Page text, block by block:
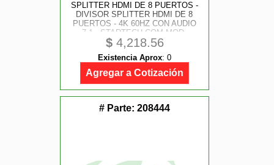
SPLITTER HDMI DE 8 PUERTOS -
DIVISOR SPLITTER HDMI DE 8
PUERTOS - 4K 60HZ CON AUDIO
7.1 - STARTECH.COM MOD.
ST128HD20
$4,218.56
Existencia Aprox: 0
Agregar a Cotización
# Parte: 208444